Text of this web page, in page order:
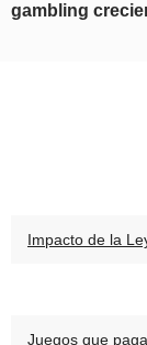
gambling
Impacto de la
Juegos que